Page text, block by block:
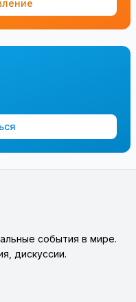
события в мире.
дискуссии.